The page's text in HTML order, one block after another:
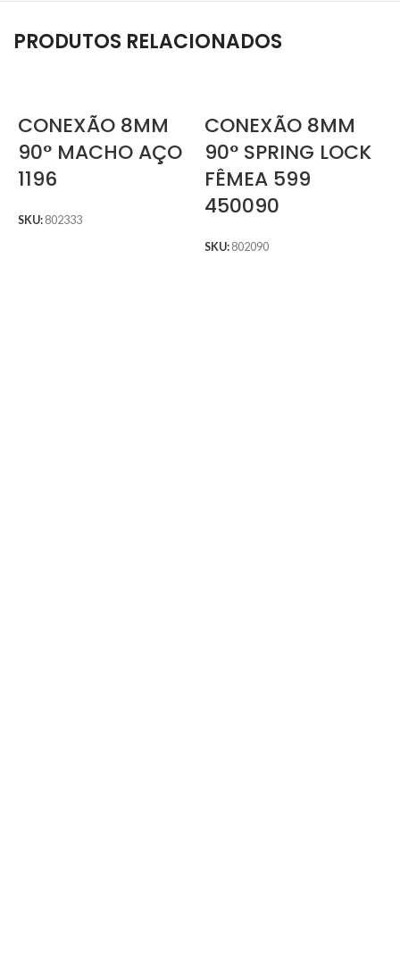
PRODUTOS RELACIONADOS
CONEXÃO 8MM
90° MACHO AÇO
1196
SKU: 802333
CONEXÃO 8MM
90° SPRING LOCK
FÊMEA 599
450090
SKU: 802090